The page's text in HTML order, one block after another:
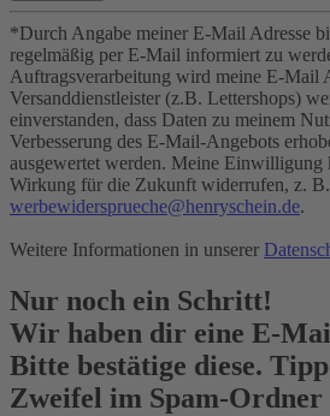
*Durch Angabe meiner E-Mail Adresse
regelmäßig per E-Mail informiert zu
Auftragsverarbeitung wird meine E-Mail
Versanddienstleister (z.B. Lettershops)
einverstanden, dass Daten zu meinem
Verbesserung des E-Mail-Angebots
ausgewertet werden. Meine Einwilligung
Wirkung für die Zukunft widerrufen, z.
werbewidersprueche@henryschein.de.
Weitere Informationen in unserer
Nur noch ein Schritt!
Wir haben dir eine E-
Bitte bestätige diese.
Zweifel im Spam-Ordner